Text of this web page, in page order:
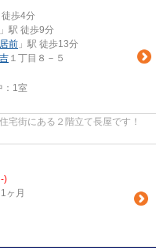
徒歩4分
」駅 徒歩9分
前 」駅 徒歩13分
１丁目８－５
1室
宅街にある２階立て長屋です！
)
ヶ月